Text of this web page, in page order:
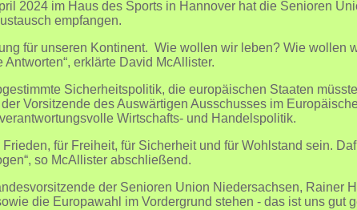
2024 im Haus des Sports in Hannover hat die Senioren
empfangen.
für unseren Kontinent. Wie wollen wir leben? Wie wollen
erklärte David McAllister.
Sicherheitspolitik, die europäischen Staaten
Vorsitzende des Auswärtigen Ausschusses im
Wirtschafts- und Handelspolitik.
für Freiheit, für Sicherheit und für Wohlstand sein.
so McAllister abschließend.
der Senioren Union Niedersachsen, Rainer
die Europawahl im Vordergrund stehen - das ist uns gut